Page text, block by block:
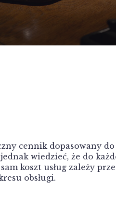
cennik dopasowany
wiedzieć, że do
koszt usług zależy
obsługi.